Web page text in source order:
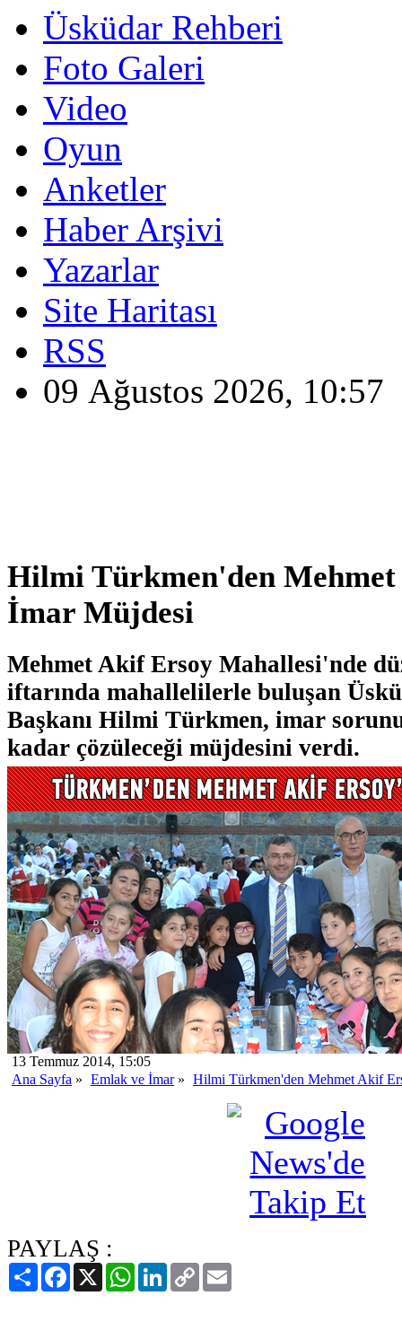
Üsküdar Rehberi
Foto Galeri
Video
Oyun
Anketler
Haber Arşivi
Yazarlar
Site Haritası
RSS
09 Ağustos 2026, 10:57
Hilmi Türkmen'den
İmar Müjdesi
Mehmet Akif Ersoy Mahallesi'nde
iftarında mahallelilerle buluşan
Başkanı Hilmi Türkmen, imar
kadar çözüleceği müjdesini verdi.
13 Temmuz 2014, 15:05
Ana Sayfa » Emlak ve İmar» Hilmi Türkmen'den Mehmet Akif
PAYLAŞ :
PaylaşFacebook
X WhatsAppLinkedIn
Copy
Link